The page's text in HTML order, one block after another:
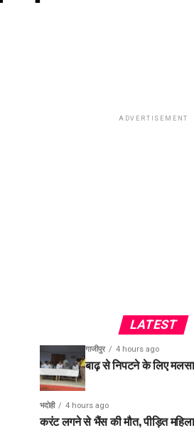
ADVERTISEMENT
LATEST
गाजीपुर 4 hours ago
बाढ़ से निपटने के लिए
भदोही 4 hours ago
करंट लगने से भैंस की मौत, पीड़ित